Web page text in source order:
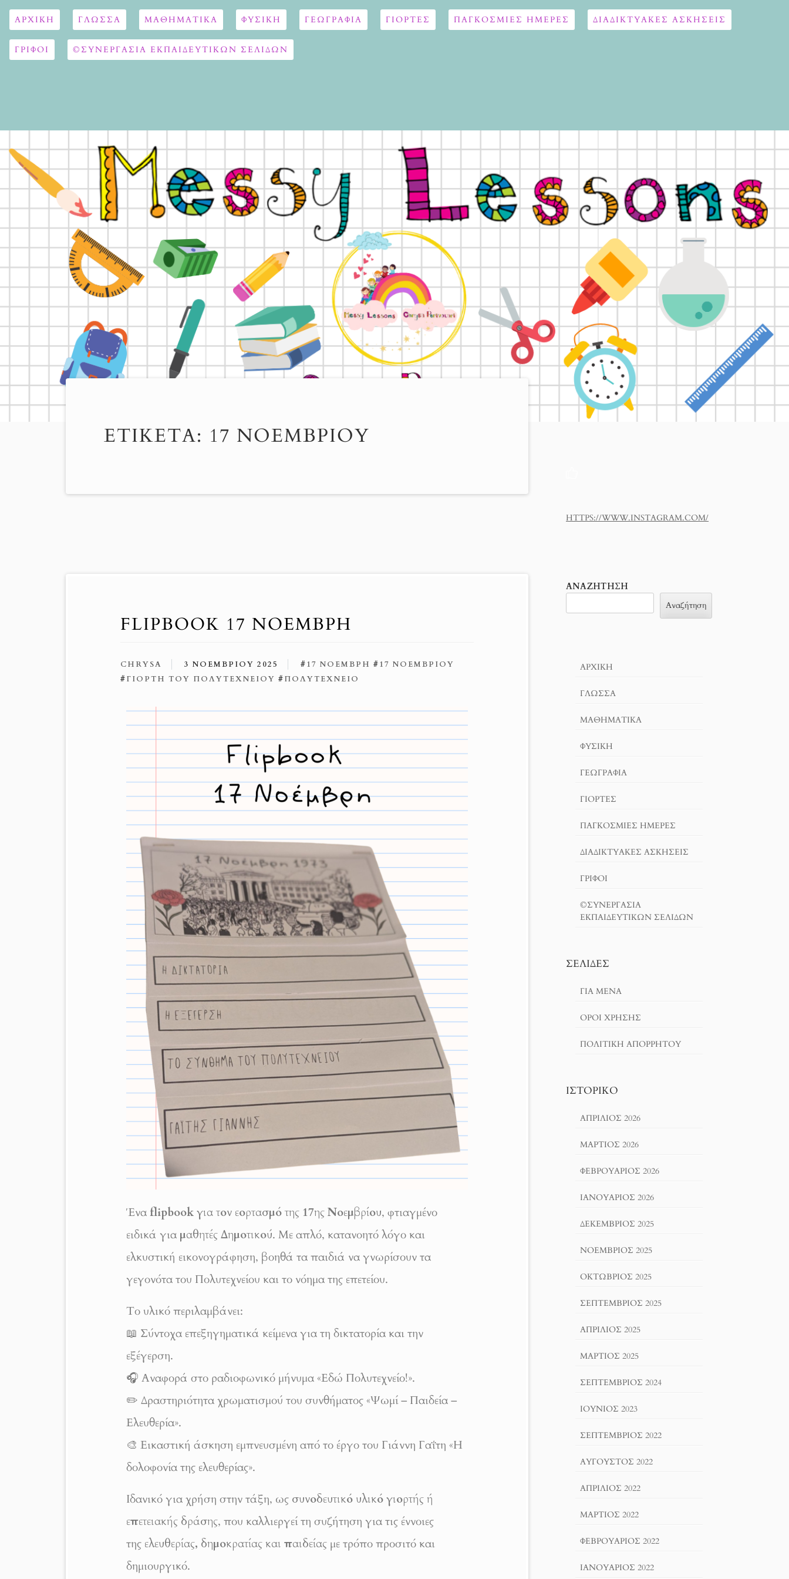
ΑΡΧΙΚΉ ΓΛΏΣΣΑ ΜΑΘΗΜΑΤΙΚΆ ΦΥΣΙΚΗ ΓΕΩΓΡΑΦΊΑ ΓΙΟΡΤΈΣ ΠΑΓΚΟΣΜΙΕΣ ΗΜΕΡΕΣ ΔΙΑΔΙΚΤΥΑΚΈΣ ΑΣΚΉΣΕΙΣ
ΓΡΙΦΟΙ ©ΣΥΝΕΡΓΑΣΙΑ ΕΚΠΑΙΔΕΥΤΙΚΩΝ ΣΕΛΙΔΩΝ
ΕΤΙΚΈΤΑ: 17 ΝΟΕΜΒΡΊΟΥ
FLIPBOOK 17 NΟΈΜΒΡΗ
CHRYSA 3 ΝΟΕΜΒΡΊΟΥ 2025 #17 ΝΟΈΜΒΡΗ #17 ΝΟΕΜΒΡΊΟΥ
#ΓΙΟΡΤΉ ΤΟΥ ΠΟΛΥΤΕΧΝΕΊΟΥ #ΠΟΛΥΤΕΧΝΕΊΟ
Έναflipbook για τον εορτασμό της 17ης Νοεμβρίου, φτιαγμένο
ειδικά για μαθητές Δημοτικού. Με απλό, κατανοητό λόγο και
ελκυστική εικονογράφηση, βοηθά τα παιδιά να γνωρίσουν τα
γεγονότα του Πολυτεχνείου και το νόημα της επετείου.
Το υλικό περιλαμβάνει:
📖 Σύντοχα επεξηγηματικά κείμενα για τη δικτατορία και την
εξέγερση.
🎧 Αναφορά στο ραδιοφωνικό μήνυμα «Εδώ Πολυτεχνείο!».
✏️ Δραστηριότητα χρωματισμού του συνθήματος «Ψωμί – Παιδεία –
Ελευθερία».
🎨 Εικαστική άσκηση εμπνευσμένη από το έργο του Γιάννη Γαΐτη «Η
δολοφονία της ελευθερίας».
Ιδανικό για χρήση στην τάξη, ως συνοδευτικό υλικό γιορτής ή
επετειακής δράσης, που καλλιεργεί τη συζήτηση για τις έννοιες
της ελευθερίας, δημοκρατίας και παιδείας με τρόπο προσιτό και
δημιουργικό.
HTTPS://WWW.INSTAGRAM.COM/
ΑΝΑΖΉΤΗΣΗ
Αναζήτηση
ΑΡΧΙΚΉ
ΓΛΏΣΣΑ
ΜΑΘΗΜΑΤΙΚΆ
ΦΥΣΙΚΗ
ΓΕΩΓΡΑΦΊΑ
ΓΙΟΡΤΈΣ
ΠΑΓΚΟΣΜΙΕΣ ΗΜΕΡΕΣ
ΔΙΑΔΙΚΤΥΑΚΈΣ ΑΣΚΉΣΕΙΣ
ΓΡΙΦΟΙ
©ΣΥΝΕΡΓΑΣΙΑ
ΕΚΠΑΙΔΕΥΤΙΚΩΝ ΣΕΛΙΔΩΝ
ΣΕΛΊΔΕΣ
ΓΙΑ ΜΕΝΑ
ΌΡΟΙ ΧΡΗΣΗΣ
ΠΟΛΙΤΙΚΉ ΑΠΟΡΡΉΤΟΥ
ΙΣΤΟΡΙΚΌ
ΑΠΡΊΛΙΟΣ 2026
ΜΆΡΤΙΟΣ 2026
ΦΕΒΡΟΥΆΡΙΟΣ 2026
ΙΑΝΟΥΆΡΙΟΣ 2026
ΔΕΚΈΜΒΡΙΟΣ 2025
ΝΟΈΜΒΡΙΟΣ 2025
ΟΚΤΏΒΡΙΟΣ 2025
ΣΕΠΤΈΜΒΡΙΟΣ 2025
ΑΠΡΊΛΙΟΣ 2025
ΜΆΡΤΙΟΣ 2025
ΣΕΠΤΈΜΒΡΙΟΣ 2024
ΙΟΎΝΙΟΣ 2023
ΣΕΠΤΈΜΒΡΙΟΣ 2022
ΑΎΓΟΥΣΤΟΣ 2022
ΑΠΡΊΛΙΟΣ 2022
ΜΆΡΤΙΟΣ 2022
ΦΕΒΡΟΥΆΡΙΟΣ 2022
ΙΑΝΟΥΆΡΙΟΣ 2022